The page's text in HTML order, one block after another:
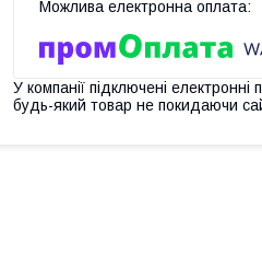
У компанії підключені
будь-який товар не покидаючи